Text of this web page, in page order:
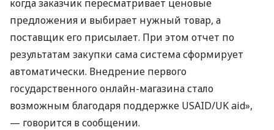
когда заказчик пересматривает ценовые
предложения и выбирает нужный товар, а
поставщик его присылает. При этом отчет по
результатам закупки сама система сформирует
автоматически. Внедрение первого
государственного онлайн-магазина стало
возможным благодаря поддержке USAID/UK aid»,
— говорится в сообщении.